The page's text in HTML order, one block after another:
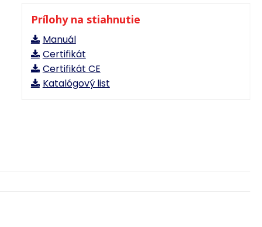
Prílohy na stiahnutie
Manuál
Certifikát
Certifikát CE
Katalógový list